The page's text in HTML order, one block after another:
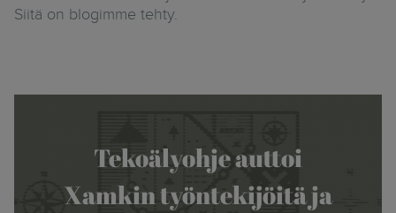
Siitä on blogimme tehty.
Tekoälyohje auttoi
Xamkin työntekijöitä ja